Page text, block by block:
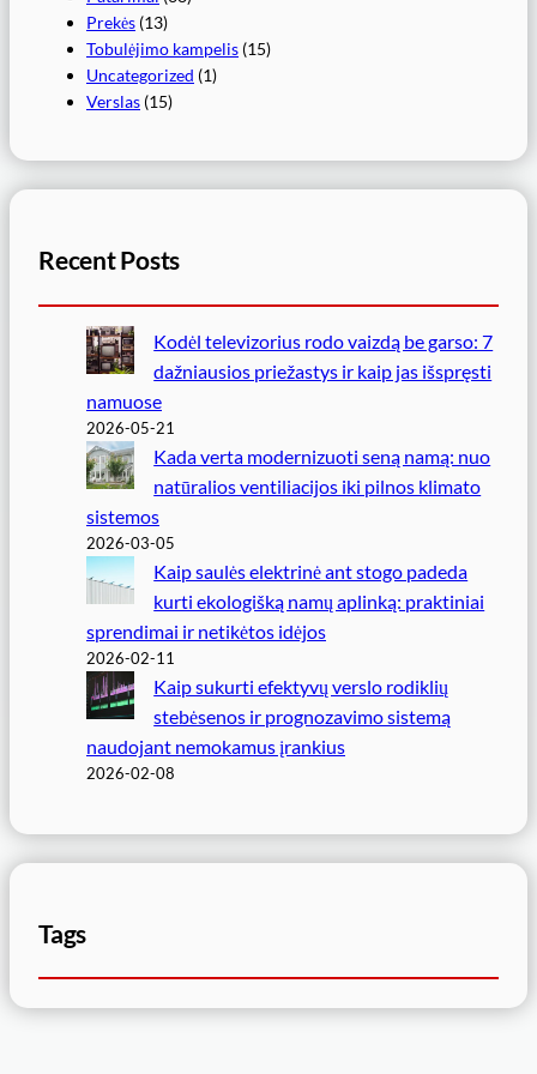
Prekės (13)
Tobulėjimo kampelis (15)
Uncategorized (1)
Verslas (15)
Recent Posts
Kodėl televizorius rodo vaizdą be garso: 7
dažniausios priežastys ir kaip jas išspręsti
namuose
2026-05-21
Kada verta modernizuoti seną namą: nuo
natūralios ventiliacijos iki pilnos klimato
sistemos
2026-03-05
Kaip saulės elektrinė ant stogo padeda
kurti ekologišką namų aplinką: praktiniai
sprendimai ir netikėtos idėjos
2026-02-11
Kaip sukurti efektyvų verslo rodiklių
stebėsenos ir prognozavimo sistemą
naudojant nemokamus įrankius
2026-02-08
Tags